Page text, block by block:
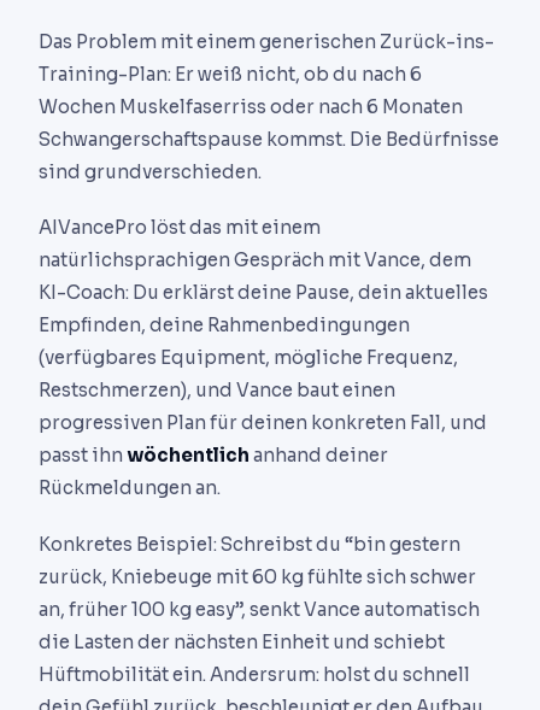
Das Problem mit einem generischen Zurück-ins-
Training-Plan: Er weiß nicht, ob du nach 6
Wochen Muskelfaserriss oder nach 6 Monaten
Schwangerschaftspause kommst. Die Bedürfnisse
sind grundverschieden.
AIVancePro löst das mit einem
natürlichsprachigen Gespräch mit Vance, dem
KI-Coach: Du erklärst deine Pause, dein aktuelles
Empfinden, deine Rahmenbedingungen
(verfügbares Equipment, mögliche Frequenz,
Restschmerzen), und Vance baut einen
progressiven Plan für deinen konkreten Fall, und
passt ihn wöchentlich anhand deiner
Rückmeldungen an.
Konkretes Beispiel: Schreibst du “bin gestern
zurück, Kniebeuge mit 60 kg fühlte sich schwer
an, früher 100 kg easy”, senkt Vance automatisch
die Lasten der nächsten Einheit und schiebt
Hüftmobilität ein. Andersrum: holst du schnell